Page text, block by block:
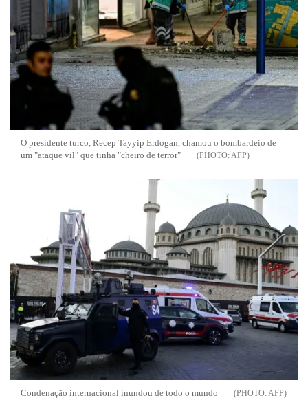
O presidente turco, Recep Tayyip Erdogan, chamou o bombardeio de
um "ataque vil" que tinha "cheiro de terror"
AFP
Condenação internacional inundou de todo o mundo AFP